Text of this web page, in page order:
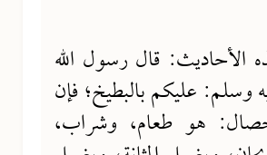
قال رسول الله
وسلم: عليكم بالبطيخ؛ فإن
هو طعام، وشراب،